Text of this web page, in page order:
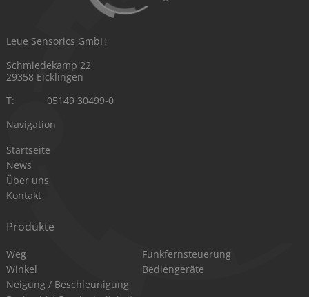
Leue Sensorics GmbH
Schmiedekamp 22
29358 Eicklingen
T:
05149 30499-0
Navigation
Navigation
überspringen
Startseite
News
Über uns
Kontakt
Produkte
Navigation
überspringen
Weg
Winkel
Neigung / Beschleunigung
Navigation
überspringen
Funkfernsteuerung
Bediengeräte